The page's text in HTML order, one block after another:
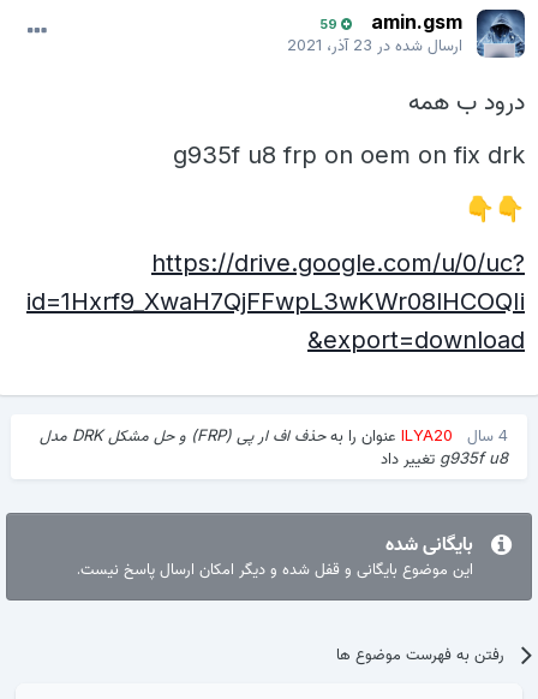
amin.gsm
59
ارسال شده در23 آذر، 2021
درود ب همه
g935f u8 frp on oem on fix drk
👇
👇
https://drive.google.com/u/0/uc?
id=1Hxrf9_XwaH7QjFFwpL3wKWr08lHCOQIi
&export=download
ILYA20عنوان را به
حذف اف ار پی (FRP) و حل مشکل DRK مدل
g935f u8تغییر داد
بایگانی شده
این موضوع بایگانی و قفل شده و دیگر امکان ارسال پاسخ نیست.
رفتن به فهرست موضوع ها